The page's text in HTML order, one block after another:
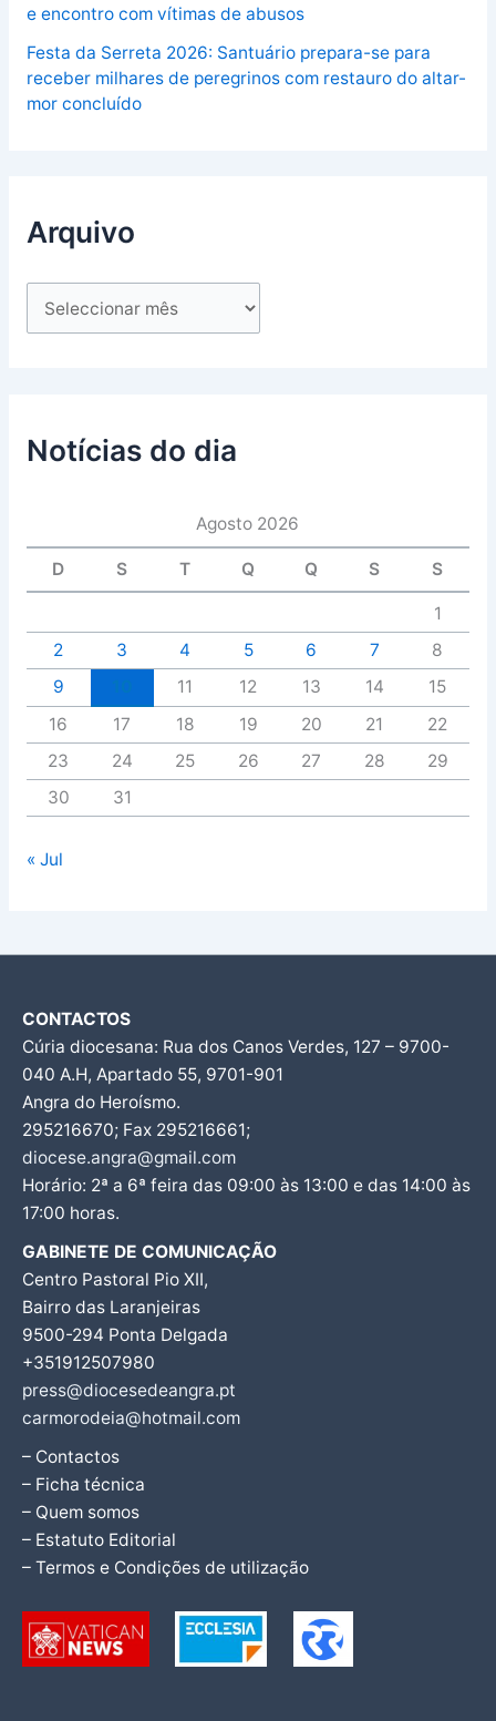
e encontro com vítimas de abusos
Festa da Serreta 2026: Santuário prepara-se para
receber milhares de peregrinos com restauro do altar-
mor concluído
Arquivo
Notícias do dia
Agosto 2026
D S T Q Q S S
1
2
3 4 5 6 7
8
9
11 12 13 14
15
16
17 18 19 20 21
22
23
24 25 26 27 28
29
30
31
« Jul
CONTACTOS
Cúria diocesana: Rua dos Canos Verdes, 127 – 9700-
040 A.H, Apartado 55, 9701-901
Angra do Heroísmo.
295216670; Fax 295216661;
diocese.angra@gmail.com
Horário: 2ª a 6ª feira das 09:00 às 13:00 e das 14:00 às
17:00 horas.
GABINETE DE COMUNICAÇÃO
Centro Pastoral Pio XII,
Bairro das Laranjeiras
9500-294 Ponta Delgada
+351912507980
press@diocesedeangra.pt
carmorodeia@hotmail.com
– Contactos
– Ficha técnica
– Quem somos
– Estatuto Editorial
– Termos e Condições de utilização